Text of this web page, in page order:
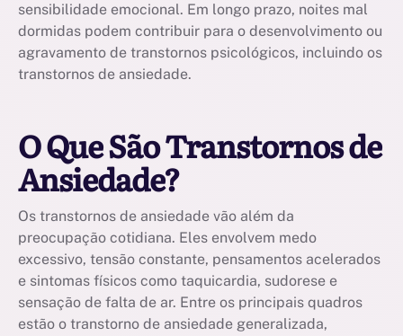
sensibilidade emocional. Em longo prazo, noites mal
dormidas podem contribuir para o desenvolvimento ou
agravamento de transtornos psicológicos, incluindo os
transtornos de ansiedade.
O Que São Transtornos de
Ansiedade?
Os transtornos de ansiedade vão além da
preocupação cotidiana. Eles envolvem medo
excessivo, tensão constante, pensamentos acelerados
e sintomas físicos como taquicardia, sudorese e
sensação de falta de ar. Entre os principais quadros
estão o transtorno de ansiedade generalizada,